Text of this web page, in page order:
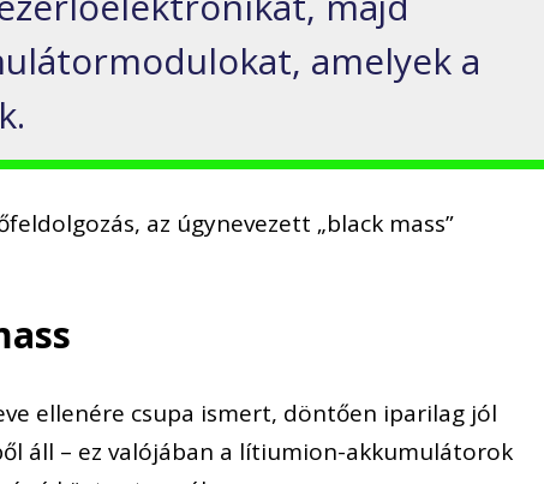
amelyek a
az úgynevezett „black mass”
ellenére csupa ismert, döntően iparilag jól
áll – ez valójában a lítiumion-akkumulátorok